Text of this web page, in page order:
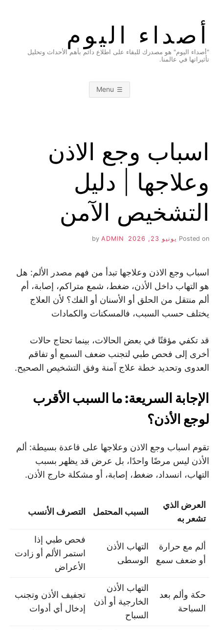
أصداء اليوم
"أصداء اليوم" هو مصدرك للبقاء على اطلاع دائم بأهم الأحداث وتحليل
تأثيراتها في عالمنا.
Menu
اسباب وجع الاذن
وعلاجها | دليل
التشخيص الآمن
Posted on يونيو 23, 2026 ADMIN
اسباب وجع الاذن وعلاجها تبدأ من فهم مصدر الألم: هل
هو التهاب داخل الأذن، ضغط، شمع متراكم، إصابة، أم
ألم منتقل من الحلق أو الأسنان أو الفك؟ لأن العلاج
يختلف حسب السبب، فالمسكنات والكمادات
قد تكفي مؤقتًا في بعض الحالات، بينما تحتاج حالات
أخرى إلى فحص طبي لتجنب ضعف السمع أو تفاقم
العدوى وتحديد خطة علاج آمنة وفق التشخيص الصحيح.
الإجابة السريعة: ما السبب الأقرب
لوجع الأذن؟
تقوم اسباب وجع الاذن وعلاجها على قاعدة بسيطة: ألم
الأذن ليس مرضًا واحدًا، بل عرض قد يظهر بسبب
التهاب، انسداد، ضغط، إصابة، أو مشكلة خارج الأذن.
العرض الذي
تشعر به
السبب المحتمل التصرف الأنسب
ألم مع حرارة
أو ضعف سمع
التهاب الأذن
الوسطى
فحص طبي إذا
استمر الألم أو زادت
الأعراض
حكة وألم بعد
السباحة
التهاب الأذن
الخارجية أو أذن
السباح
تجفيف الأذن وتجنب
إدخال أي أدوات